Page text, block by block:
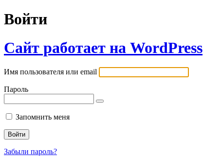
Войти
Сайт работает на WordPress
Имя пользователя или email
Пароль
Запомнить меня
Забыли пароль?